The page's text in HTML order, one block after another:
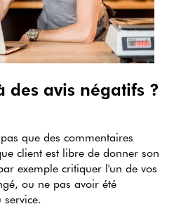
des avis négatifs ?
que des commentaires
client est libre de donner son
exemple critiquer l'un de vos
ou ne pas avoir été